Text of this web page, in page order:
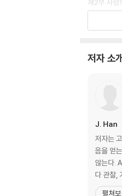
제2부 사람
4장. 말재
8장. 취향
제3부 반
10장. 논
11장. 반
12장. 실
13장. 우
14장. 큰
15장. 표
저자 소
J. Han
저자는
음을 얻
않는다.
다 관찰,
펼쳐